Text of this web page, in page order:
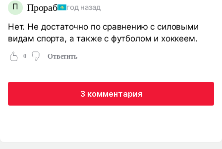
П Прораб год назад
Нет. Не достаточно по сравнению с силовыми
видам спорта, а также с футболом и хоккеем.
0 Ответить
3 комментария